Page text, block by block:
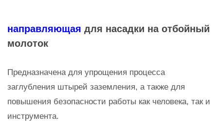
направляющая для насадки на отбойный
молоток
Предназначена для упрощения процесса
заглубления штырей заземления, а также для
повышения безопасности работы как человека, так и
инструмента.